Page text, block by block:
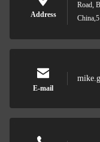
Address
Road,
E-mail